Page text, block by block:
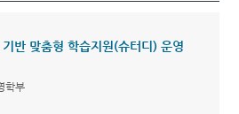
반 맞춤형 학습지원(슈터디) 운영
학부